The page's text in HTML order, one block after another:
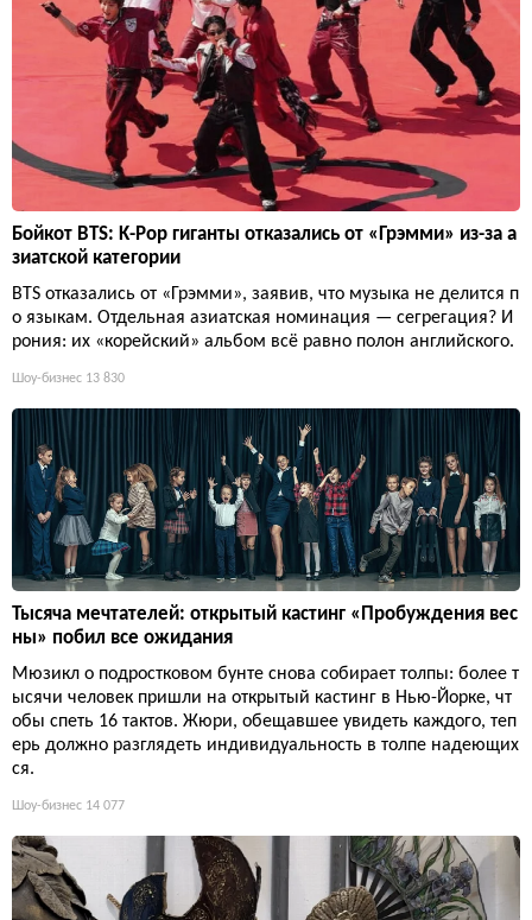
Бойкот BTS: K-Pop гиганты отказались от «Грэмми» из-за а
зиатской категории
BTS отказались от «Грэмми», заявив, что музыка не делится п
о языкам. Отдельная азиатская номинация — сегрегация? И
рония: их «корейский» альбом всё равно полон английского.
Шоу-бизнес 13 830
Тысяча мечтателей: открытый кастинг «Пробуждения вес
ны» побил все ожидания
Мюзикл о подростковом бунте снова собирает толпы: более т
ысячи человек пришли на открытый кастинг в Нью-Йорке, чт
обы спеть 16 тактов. Жюри, обещавшее увидеть каждого, теп
ерь должно разглядеть индивидуальность в толпе надеющих
ся.
Шоу-бизнес 14 077